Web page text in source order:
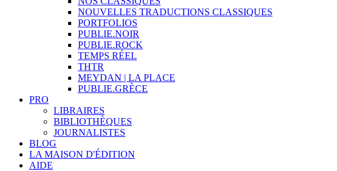
NOUVELLES TRADUCTIONS CLASSIQUES
PORTFOLIOS
PUBLIE.NOIR
PUBLIE.ROCK
TEMPS RÉEL
THTR
MEYDAN | LA PLACE
PUBLIE.GRÈCE
PRO
LIBRAIRES
BIBLIOTHÈQUES
JOURNALISTES
BLOG
LA MAISON D'ÉDITION
AIDE